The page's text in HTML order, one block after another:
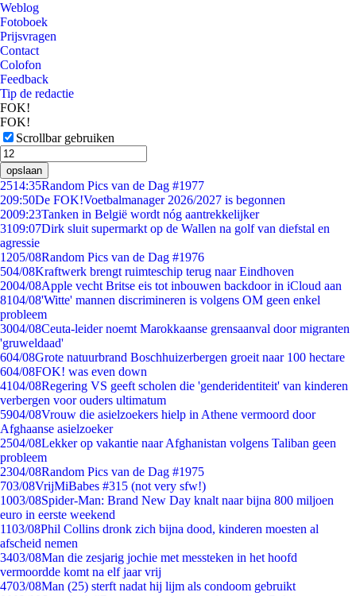
Weblog
Fotoboek
Prijsvragen
Contact
Colofon
Feedback
Tip de redactie
FOK!
FOK!
Scrollbar gebruiken
opslaan
2514:35Random Pics van de Dag #1977
209:50De FOK!Voetbalmanager 2026/2027 is begonnen
2009:23Tanken in België wordt nóg aantrekkelijker
3109:07Dirk sluit supermarkt op de Wallen na golf van diefstal en
agressie
1205/08Random Pics van de Dag #1976
504/08Kraftwerk brengt ruimteschip terug naar Eindhoven
2004/08Apple vecht Britse eis tot inbouwen backdoor in iCloud aan
8104/08'Witte' mannen discrimineren is volgens OM geen enkel
probleem
3004/08Ceuta-leider noemt Marokkaanse grensaanval door migranten
'gruweldaad'
604/08Grote natuurbrand Boschhuizerbergen groeit naar 100 hectare
604/08FOK! was even down
4104/08Regering VS geeft scholen die 'genderidentiteit' van kinderen
verbergen voor ouders ultimatum
5904/08Vrouw die asielzoekers hielp in Athene vermoord door
Afghaanse asielzoeker
2504/08Lekker op vakantie naar Afghanistan volgens Taliban geen
probleem
2304/08Random Pics van de Dag #1975
703/08VrijMiBabes #315 (not very sfw!)
1003/08Spider-Man: Brand New Day knalt naar bijna 800 miljoen
euro in eerste weekend
1103/08Phil Collins dronk zich bijna dood, kinderen moesten al
afscheid nemen
3403/08Man die zesjarig jochie met messteken in het hoofd
vermoordde komt na elf jaar vrij
4703/08Man (25) sterft nadat hij lijm als condoom gebruikt